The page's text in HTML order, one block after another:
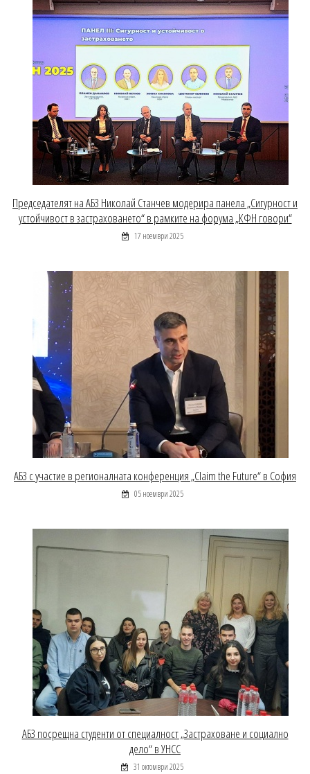
Председателят на АБЗ Николай Станчев модерира панела „Сигурност и
устойчивост в застраховането“ в рамките на форума „КФН говори“
17 ноември 2025
АБЗ с участие в регионалната конференция „Claim the Future“ в София
05 ноември 2025
АБЗ посрещна студенти от специалност „Застраховане и социално
дело“ в УНСС
31 октомври 2025